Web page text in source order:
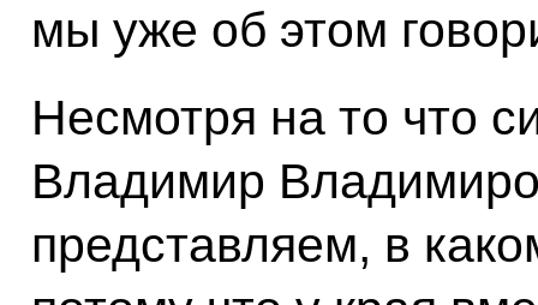
мы уже об этом
Несмотря на то что
Владимир
представляем, в